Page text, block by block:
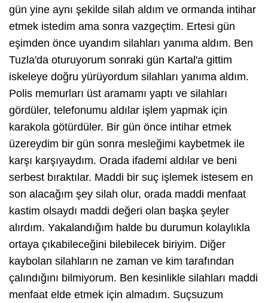
gün yine aynı şekilde silah aldım ve ormanda intihar
etmek istedim ama sonra vazgeçtim. Ertesi gün
eşimden önce uyandım silahları yanıma aldım. Ben
Tuzla'da oturuyorum sonraki gün Kartal'a gittim
iskeleye doğru yürüyordum silahları yanıma aldım.
Polis memurları üst aramamı yaptı ve silahları
gördüler, telefonumu aldılar işlem yapmak için
karakola götürdüler. Bir gün önce intihar etmek
üzereydim bir gün sonra mesleğimi kaybetmek ile
karşı karşıyaydım. Orada ifademi aldılar ve beni
serbest bıraktılar. Maddi bir suç işlemek istesem en
son alacağım şey silah olur, orada maddi menfaat
kastim olsaydı maddi değeri olan başka şeyler
alırdım. Yakalandığım halde bu durumun kolaylıkla
ortaya çıkabileceğini bilebilecek biriyim. Diğer
kaybolan silahların ne zaman ve kim tarafından
çalındığını bilmiyorum. Ben kesinlikle silahları maddi
menfaat elde etmek için almadım. Suçsuzum